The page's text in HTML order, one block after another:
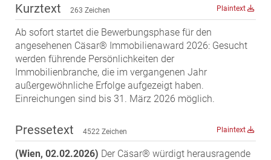
teamneunzehn
VÖPE Next
Verband Österreichischer Versicherungsmakler
Weinrauch Rechtsanwälte
WINEGG Realitäten
ZEHA Real Estate
Media
Pressekontakt
Kurztext 263 Zeichen Plaintext
Ab sofort startet die Bewerbungsphase für den
angesehenen Cäsar® Immobilienaward 2026: Gesucht
werden führende Persönlichkeiten der
Immobilienbranche, die im vergangenen Jahr
außergewöhnliche Erfolge aufgezeigt haben.
Einreichungen sind bis 31. März 2026 möglich.
Pressetext 4522 Zeichen Plaintext
(Wien, 02.02.2026) Der Cäsar® würdigt herausragende